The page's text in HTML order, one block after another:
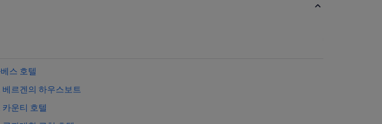
스 호텔
베르겐의 하우스보트
카운티 호텔